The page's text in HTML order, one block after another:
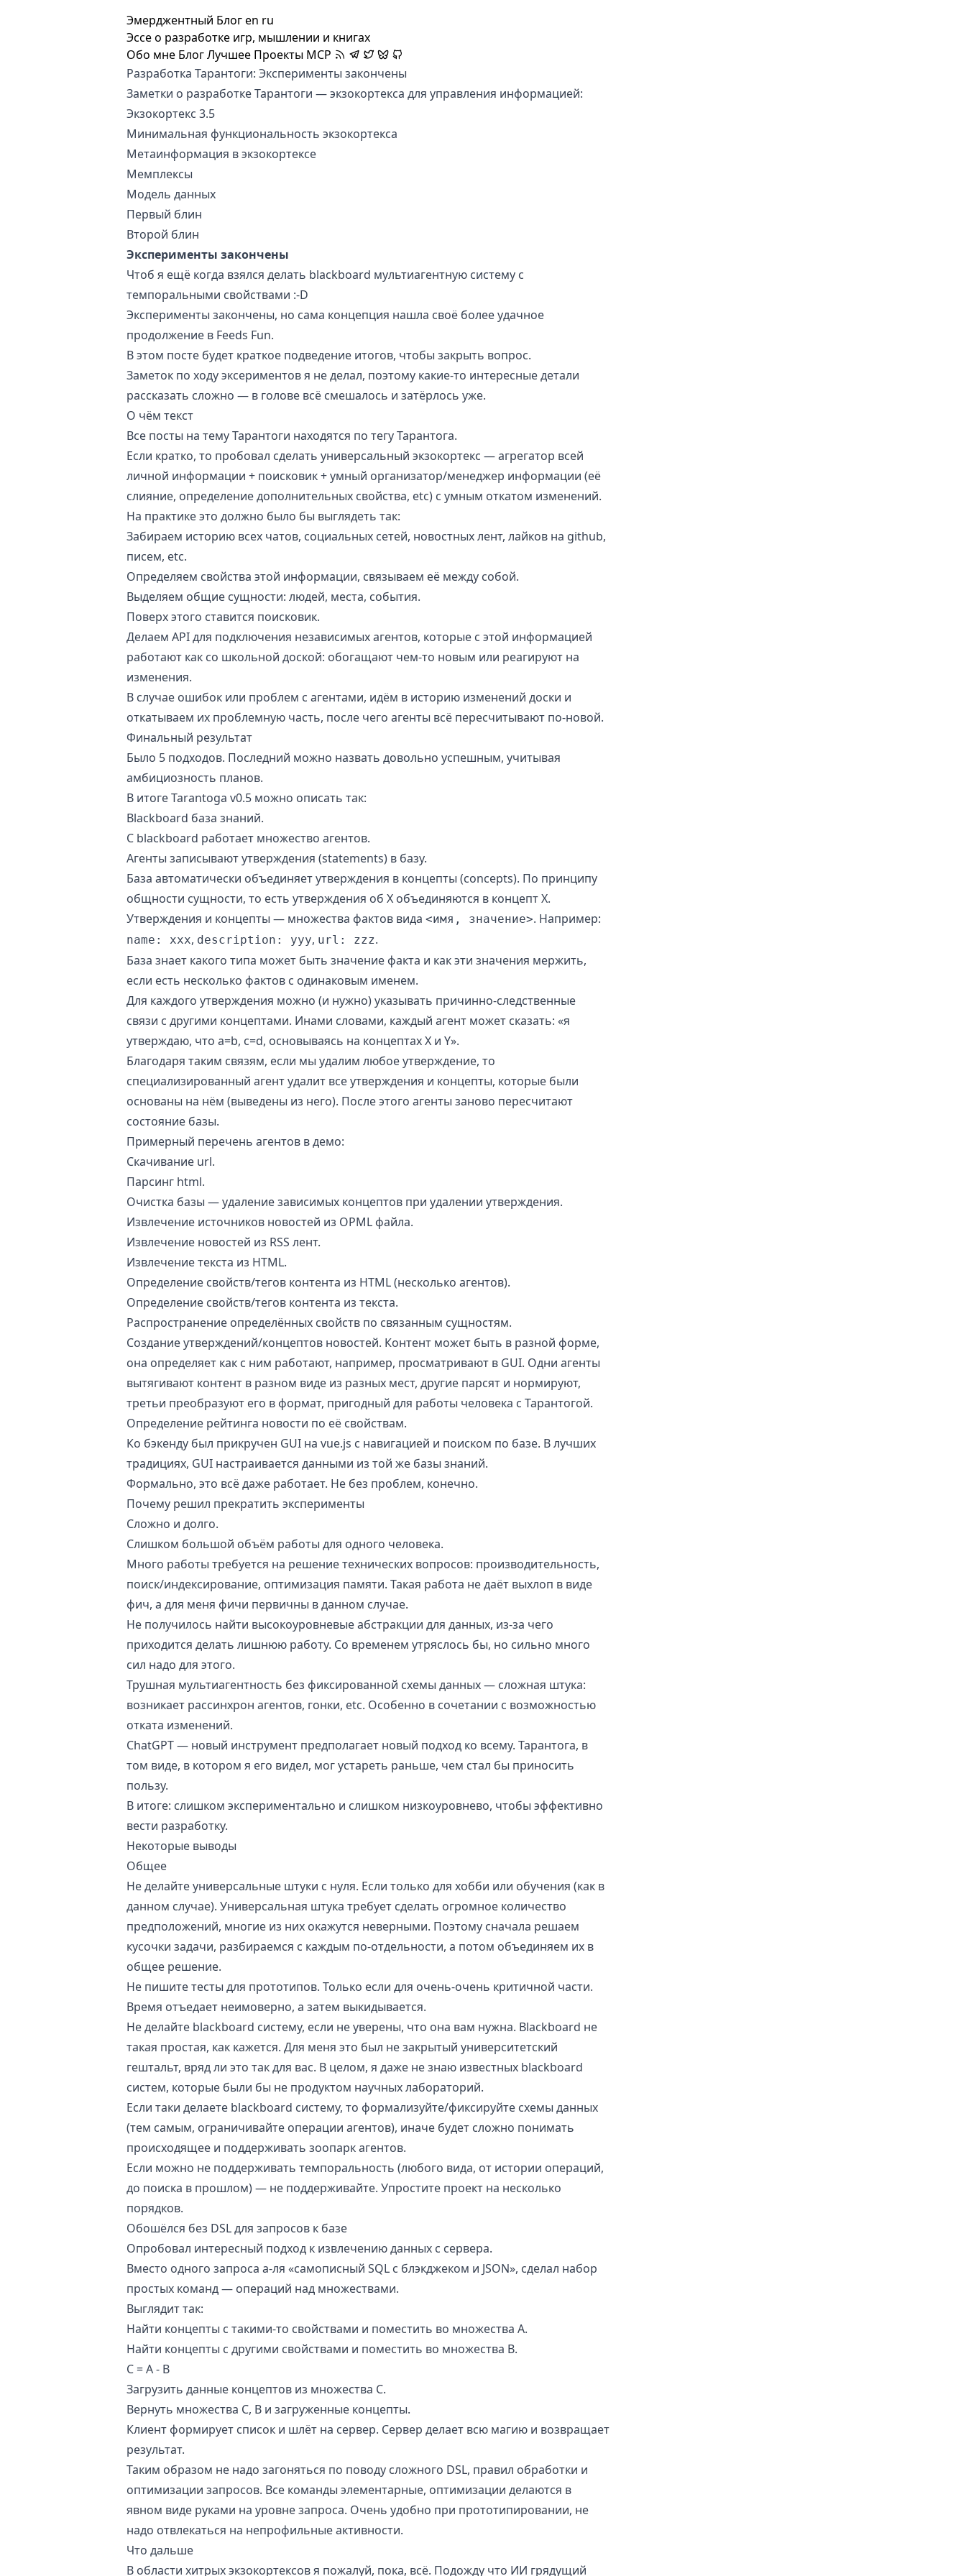
Эмерджентный Блогen ru
Эссе о разработке игр, мышлении и книгах
Обо мне БлогЛучшее Проекты MCP
Разработка Тарантоги: Эксперименты закончены
Заметки о разработкеТарантоги — экзокортекса для управления информацией:
Экзокортекс 3.5
Минимальная функциональность экзокортекса
Метаинформация в экзокортексе
Мемплексы
Модель данных
Первый блин
Второй блин
Эксперименты закончены
Чтоб я ещё когда взялся делать blackboard мультиагентную систему с
темпоральными свойствами :-D
Эксперименты закончены, но сама концепция нашла своё более удачное
продолжение в Feeds Fun.
В этом посте будет краткое подведение итогов, чтобы закрыть вопрос.
Заметок по ходу эксериментов я не делал, поэтому какие-то интересные детали
рассказать сложно — в голове всё смешалось и затёрлось уже.
О чём текст
Все посты на тему Тарантоги находятся по тегуТарантога.
Если кратко, то пробовал сделать универсальный экзокортекс — агрегатор всей
личной информации + поисковик + умный организатор/менеджер информации (её
слияние, определение дополнительных свойства, etc) с умным откатом изменений.
На практике это должно было бы выглядеть так:
Забираем историю всех чатов, социальных сетей, новостных лент, лайков на github,
писем, etc.
Определяем свойства этой информации, связываем её между собой.
Выделяем общие сущности: людей, места, события.
Поверх этого ставится поисковик.
Делаем API для подключения независимых агентов, которые с этой информацией
работают как со школьной доской: обогащают чем-то новым или реагируют на
изменения.
В случае ошибок или проблем с агентами, идём в историю изменений доски и
откатываем их проблемную часть, после чего агенты всё пересчитывают по-новой.
Финальный результат
Было 5 подходов. Последний можно назвать довольно успешным, учитывая
амбициозность планов.
В итоге Tarantoga v0.5 можно описать так:
Blackboard база знаний.
С blackboard работает множество агентов.
Агенты записывают утверждения (statements) в базу.
База автоматически объединяет утверждения в концепты (concepts). По принципу
общности сущности, то есть утверждения об X объединяются в концепт X.
Утверждения и концепты — множества фактов вида <имя, значение>. Например:
name: xxx, description: yyy, url: zzz.
База знает какого типа может быть значение факта и как эти значения мержить,
если есть несколько фактов с одинаковым именем.
Для каждого утверждения можно (и нужно) указывать причинно-следственные
связи с другими концептами. Инами словами, каждый агент может сказать: «я
утверждаю, что a=b, c=d, основываясь на концептах X и Y».
Благодаря таким связям, если мы удалим любое утверждение, то
специализированный агент удалит все утверждения и концепты, которые были
основаны на нём (выведены из него). После этого агенты заново пересчитают
состояние базы.
Примерный перечень агентов в демо:
Скачивание url.
Парсинг html.
Очистка базы — удаление зависимых концептов при удалении утверждения.
Извлечение источников новостей из OPML файла.
Извлечение новостей из RSS лент.
Извлечение текста из HTML.
Определение свойств/тегов контента из HTML (несколько агентов).
Определение свойств/тегов контента из текста.
Распространение определённых свойств по связанным сущностям.
Создание утверждений/концептов новостей. Контент может быть в разной форме,
она определяет как с ним работают, например, просматривают в GUI. Одни агенты
вытягивают контент в разном виде из разных мест, другие парсят и нормируют,
третьи преобразуют его в формат, пригодный для работы человека с Тарантогой.
Определение рейтинга новости по её свойствам.
Ко бэкенду был прикручен GUI на vue.js с навигацией и поиском по базе. В лучших
традициях, GUI настраивается данными из той же базы знаний.
Формально, это всё даже работает. Не без проблем, конечно.
Почему решил прекратить эксперименты
Сложно и долго.
Слишком большой объём работы для одного человека.
Много работы требуется на решение технических вопросов: производительность,
поиск/индексирование, оптимизация памяти. Такая работа не даёт выхлоп в виде
фич, а для меня фичи первичны в данном случае.
Не получилось найти высокоуровневые абстракции для данных, из-за чего
приходится делать лишнюю работу. Со временем утряслось бы, но сильно много
сил надо для этого.
Трушная мультиагентность без фиксированной схемы данных — сложная штука:
возникает рассинхрон агентов, гонки, etc. Особенно в сочетании с возможностью
отката изменений.
ChatGPT — новый инструмент предполагает новый подход ко всему. Тарантога, в
том виде, в котором я его видел, мог устареть раньше, чем стал бы приносить
пользу.
В итоге: слишком экспериментально и слишком низкоуровнево, чтобы эффективно
вести разработку.
Некоторые выводы
Общее
Не делайте универсальные штуки с нуля. Если только для хобби или обучения (как в
данном случае). Универсальная штука требует сделать огромное количество
предположений, многие из них окажутся неверными. Поэтому сначала решаем
кусочки задачи, разбираемся с каждым по-отдельности, а потом объединяем их в
общее решение.
Не пишите тесты для прототипов. Только если для очень-очень критичной части.
Время отъедает неимоверно, а затем выкидывается.
Не делайте blackboard систему, если не уверены, что она вам нужна. Blackboard не
такая простая, как кажется. Для меня это был не закрытый университетский
гештальт, вряд ли это так для вас. В целом, я даже не знаю известных blackboard
систем, которые были бы не продуктом научных лабораторий.
Если таки делаете blackboard систему, то формализуйте/фиксируйте схемы данных
(тем самым, ограничивайте операции агентов), иначе будет сложно понимать
происходящее и поддерживать зоопарк агентов.
Если можно не поддерживать темпоральность (любого вида, от истории операций,
до поиска в прошлом) — не поддерживайте. Упростите проект на несколько
порядков.
Обошёлся без DSL для запросов к базе
Опробовал интересный подход к извлечению данных с сервера.
Вместо одного запроса а-ля «самописный SQL с блэкджеком и JSON», сделал набор
простых команд — операций над множествами.
Выглядит так:
Найти концепты с такими-то свойствами и поместить во множества A.
Найти концепты с другими свойствами и поместить во множества B.
C = A - B
Загрузить данные концептов из множества C.
Вернуть множества C, B и загруженные концепты.
Клиент формирует список и шлёт на сервер. Сервер делает всю магию и возвращает
результат.
Таким образом не надо загоняться по поводу сложного DSL, правил обработки и
оптимизации запросов. Все команды элементарные, оптимизации делаются в
явном виде руками на уровне запроса. Очень удобно при прототипировании, не
надо отвлекаться на непрофильные активности.
Что дальше
В области хитрых экзокортексов я пожалуй, пока, всё. Подожду что ИИ грядущий